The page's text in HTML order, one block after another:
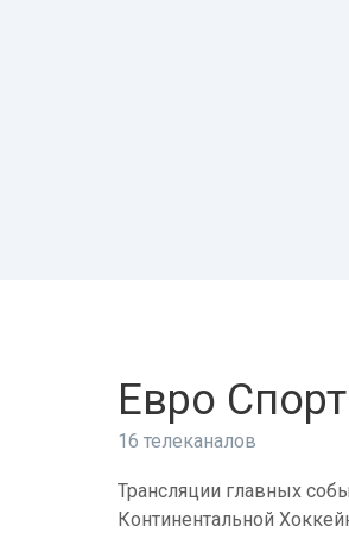
Евро Спорт
16 телеканалов
Трансляции главных
Континентальной